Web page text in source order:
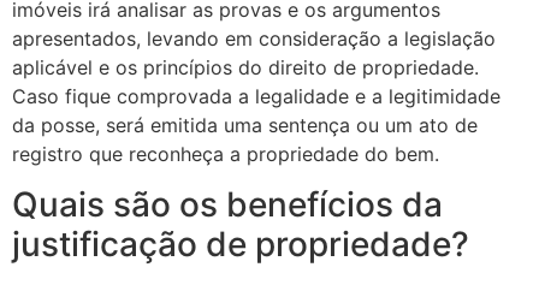
imóveis irá analisar as provas e os argumentos
apresentados, levando em consideração a legislação
aplicável e os princípios do direito de propriedade.
Caso fique comprovada a legalidade e a legitimidade
da posse, será emitida uma sentença ou um ato de
registro que reconheça a propriedade do bem.
Quais são os benefícios da
justificação de propriedade?